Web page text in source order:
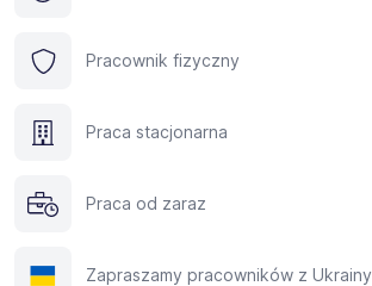
Pracownik fizyczny
Praca stacjonarna
Praca od zaraz
Zapraszamy pracowników z Ukrainy